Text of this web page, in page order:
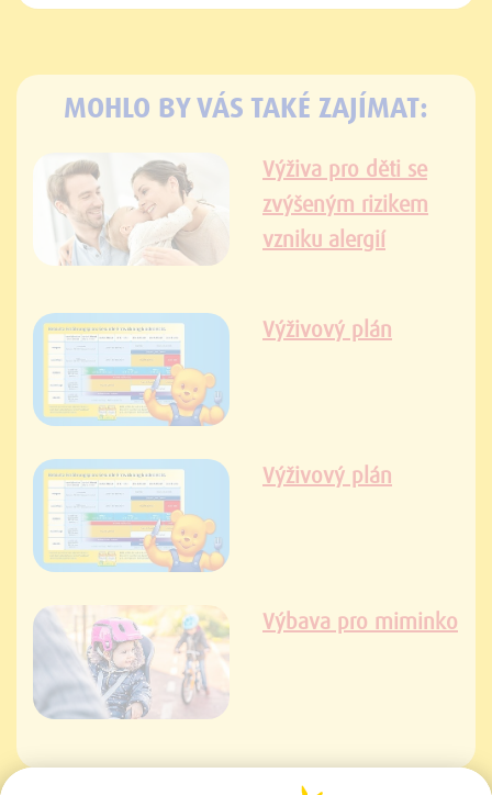
MOHLO BY VÁS TAKÉ ZAJÍMAT:
Výživa pro děti se
zvýšeným rizikem
vzniku alergií
Výživový plán
Výživový plán
Výbava pro miminko